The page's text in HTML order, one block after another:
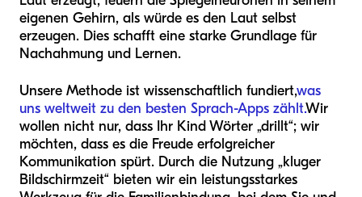
eigenen Gehirn, als würde es den Laut selbst
erzeugen. Dies schafft eine starke Grundlage für
Nachahmung und Lernen.
Unsere Methode ist wissenschaftlich fundiert,was
uns weltweit zu den besten Sprach-Apps zählt.Wir
wollen nicht nur, dass Ihr Kind Wörter „drillt“; wir
möchten, dass es die Freude erfolgreicher
Kommunikation spürt. Durch die Nutzung „kluger
Bildschirmzeit“ bieten wir ein leistungsstarkes